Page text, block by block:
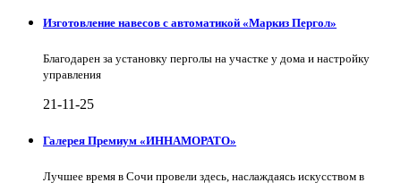
Изготовление навесов с автоматикой «Маркиз Пергол»
Благодарен за установку перголы на участке у дома и настройку
управления
21-11-25
Галерея Премиум «ИННАМОРАТО»
Лучшее время в Сочи провели здесь, наслаждаясь искусством в